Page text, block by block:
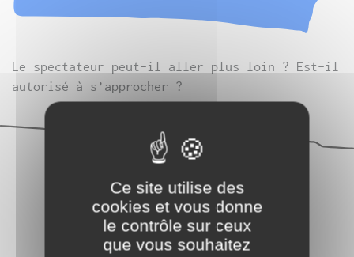
Le spectateur peut-il aller plus loin ? Est-il
autorisé à s’approcher ?
Ce site utilise des
cookies et vous donne
le contrôle sur ceux
que vous souhaitez